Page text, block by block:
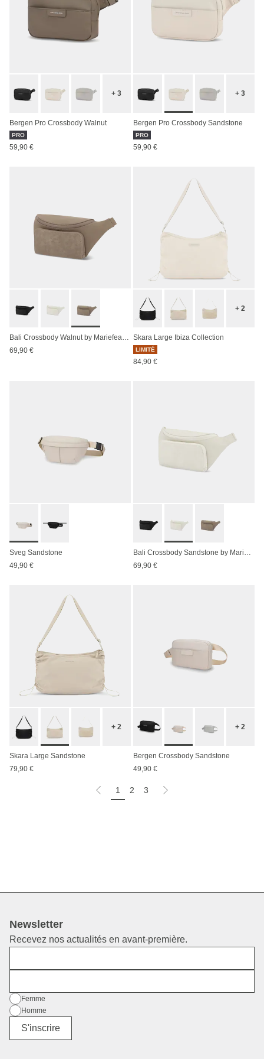
+ 3
Bergen Pro Crossbody Walnut
PRO
59,90 €
+ 3
Bergen Pro Crossbody Sandstone
PRO
59,90 €
Bali Crossbody Walnut by Mariefeandjakesnow
69,90 €
+ 2
Skara Large Ibiza Collection
LIMITÉ
84,90 €
Sveg Sandstone
49,90 €
69,90 €
+ 2
Skara Large Sandstone
79,90 €
+ 2
Bergen Crossbody Sandstone
49,90 €
1 2 3
Newsletter
Recevez nos actualités en avant-première.
SexeFemme
Homme
Divers
S'inscrire